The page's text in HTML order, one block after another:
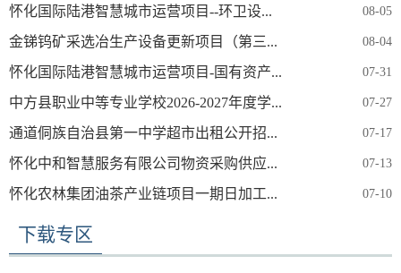
怀化国际陆港智慧城市运营项目--环卫设... 08-05
金锑钨矿采选冶生产设备更新项目（第三... 08-04
怀化国际陆港智慧城市运营项目-国有资产... 07-31
中方县职业中等专业学校2026-2027年度学... 07-27
通道侗族自治县第一中学超市出租公开招... 07-17
怀化中和智慧服务有限公司物资采购供应... 07-13
怀化农林集团油茶产业链项目一期日加工... 07-10
下载专区